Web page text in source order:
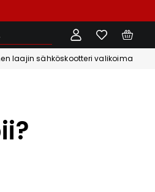
Etsi
laajin sähköskootteri valikoima